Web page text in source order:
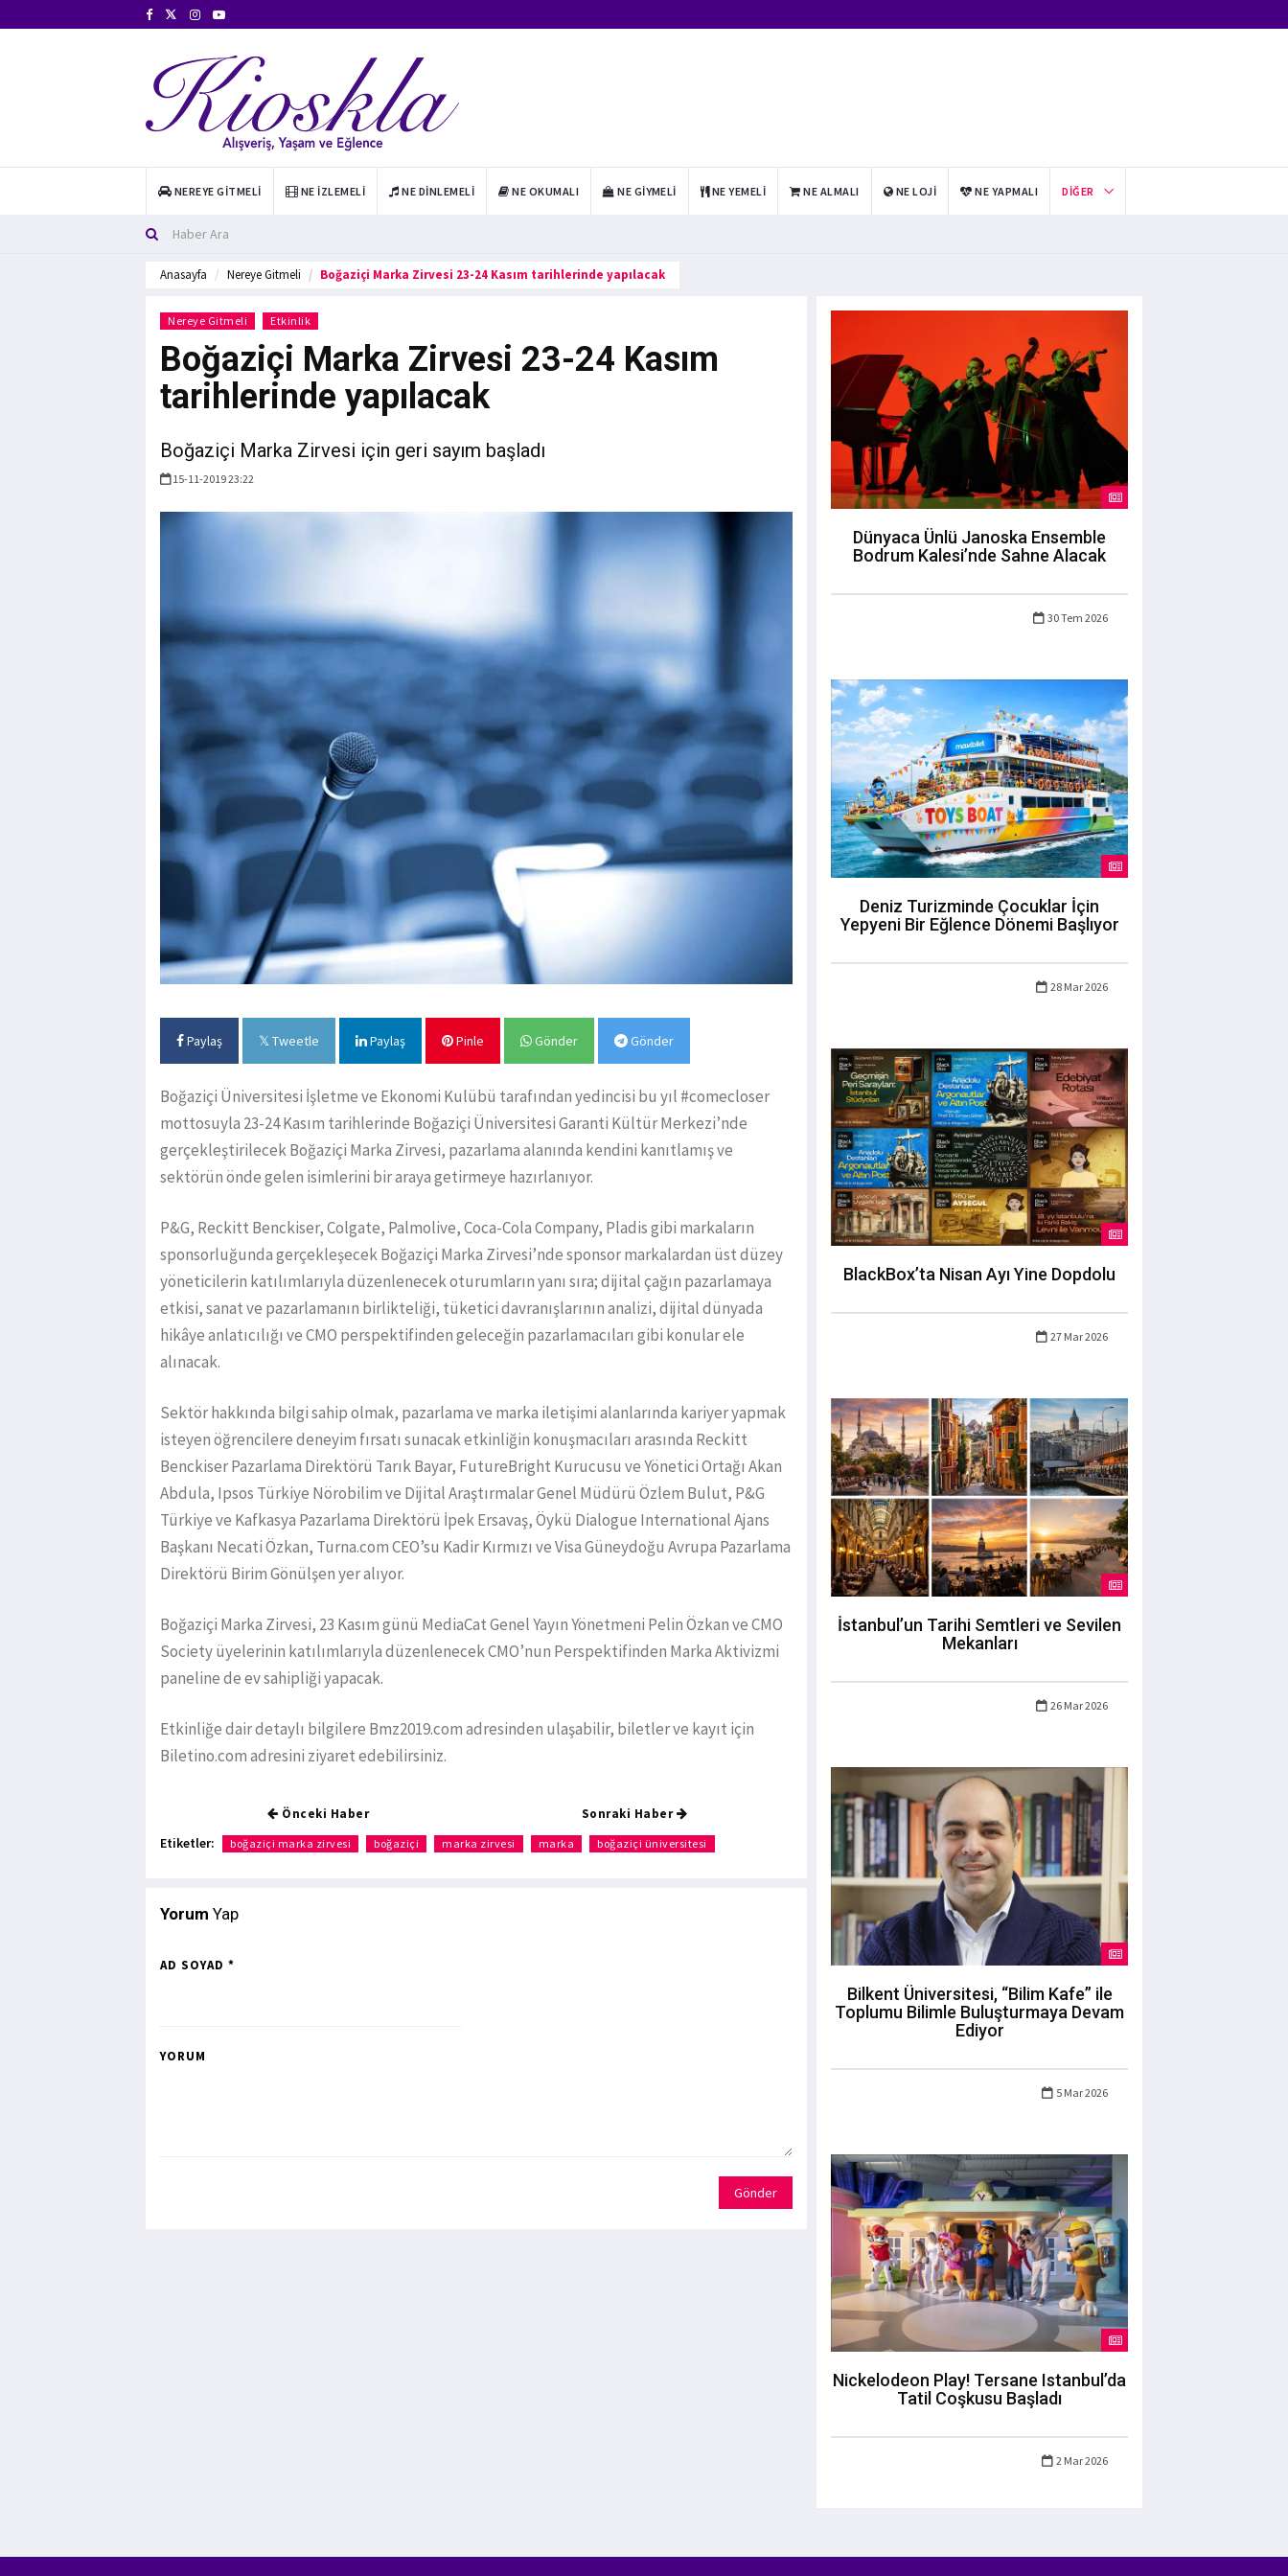
NEREYE GITMELI NE İZLEMELI NE DINLEMELI NE OKUMALI NE GIYMELI NE YEMELI NE ALMALI NE LOJI NE YAPMALI DIĞER
Anasayfa Nereye Gitmeli Boğaziçi Marka Zirvesi 23-24 Kasım tarihlerinde yapılacak
Nereye Gitmeli Etkinlik
Boğaziçi Marka Zirvesi 23-24 Kasım
tarihlerinde yapılacak
Boğaziçi Marka Zirvesi için geri sayım başladı
15-11-2019 23:22
Paylaş Tweetle Paylaş Pinle Gönder Gönder
Boğaziçi Üniversitesi İşletme ve Ekonomi Kulübü tarafından yedincisi bu yıl #comecloser
mottosuyla 23-24 Kasım tarihlerinde Boğaziçi Üniversitesi Garanti Kültür Merkezi’nde
gerçekleştirilecek Boğaziçi Marka Zirvesi, pazarlama alanında kendini kanıtlamış ve
sektörün önde gelen isimlerini bir araya getirmeye hazırlanıyor.
P&G, Reckitt Benckiser, Colgate, Palmolive, Coca-Cola Company, Pladis gibi markaların
sponsorluğunda gerçekleşecek Boğaziçi Marka Zirvesi’nde sponsor markalardan üst düzey
yöneticilerin katılımlarıyla düzenlenecek oturumların yanı sıra; dijital çağın pazarlamaya
etkisi, sanat ve pazarlamanın birlikteliği, tüketici davranışlarının analizi, dijital dünyada
hikâye anlatıcılığı ve CMO perspektifinden geleceğin pazarlamacıları gibi konular ele
alınacak.
Sektör hakkında bilgi sahip olmak, pazarlama ve marka iletişimi alanlarında kariyer yapmak
isteyen öğrencilere deneyim fırsatı sunacak etkinliğin konuşmacıları arasında Reckitt
Benckiser Pazarlama Direktörü Tarık Bayar, FutureBright Kurucusu ve Yönetici Ortağı Akan
Abdula, Ipsos Türkiye Nörobilim ve Dijital Araştırmalar Genel Müdürü Özlem Bulut, P&G
Türkiye ve Kafkasya Pazarlama Direktörü İpek Ersavaş, Öykü Dialogue International Ajans
Başkanı Necati Özkan, Turna.com CEO’su Kadir Kırmızı ve Visa Güneydoğu Avrupa Pazarlama
Direktörü Birim Gönülşen yer alıyor.
Boğaziçi Marka Zirvesi, 23 Kasım günü MediaCat Genel Yayın Yönetmeni Pelin Özkan ve CMO
Society üyelerinin katılımlarıyla düzenlenecek CMO’nun Perspektifinden Marka Aktivizmi
paneline de ev sahipliği yapacak.
Etkinliğe dair detaylı bilgilere Bmz2019.com adresinden ulaşabilir, biletler ve kayıt için
Biletino.com adresini ziyaret edebilirsiniz.
Önceki Haber Sonraki Haber
Etiketler: boğaziçi marka zirvesi boğaziçi marka zirvesi marka boğaziçi üniversitesi
Yorum Yap
AD SOYAD *
YORUM
Gönder
Dünyaca Ünlü Janoska Ensemble
Bodrum Kalesi’nde Sahne Alacak
30 Tem 2026
Deniz Turizminde Çocuklar İçin
Yepyeni Bir Eğlence Dönemi Başlıyor
28 Mar 2026
BlackBox’ta Nisan Ayı Yine Dopdolu
27 Mar 2026
İstanbul’un Tarihi Semtleri ve Sevilen
Mekanları
26 Mar 2026
Bilkent Üniversitesi, “Bilim Kafe” ile
Toplumu Bilimle Buluşturmaya Devam
Ediyor
5 Mar 2026
Nickelodeon Play! Tersane Istanbul’da
Tatil Coşkusu Başladı
2 Mar 2026